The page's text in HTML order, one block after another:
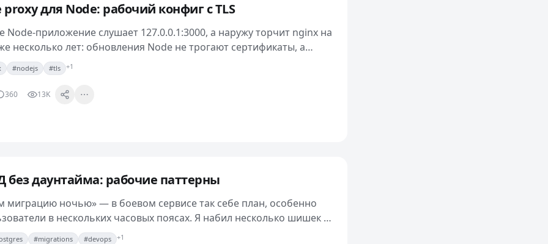
для Node: рабочий конфиг с TLS
Node-приложение слушает 127.0.0.1:3000, а наружу торчит nginx на
несколько лет: обновления Node не трогают сертификаты, а
и редиректов лежат рядом,…
#nodejs #tls +1
360 13K
даунтайма: рабочие паттерны
миграцию ночью» — в боевом сервисе так себе план, особенно
в нескольких часовых поясах. Я набил несколько шишек с
таблицах и хочу…
#migrations #devops +1